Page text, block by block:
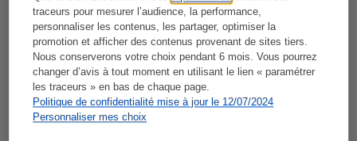
traceurs pour mesurer l’audience, la performance,
personnaliser les contenus, les partager, optimiser la
promotion et afficher des contenus provenant de sites tiers.
Nous conserverons votre choix pendant 6 mois. Vous pourrez
changer d’avis à tout moment en utilisant le lien « paramétrer
les traceurs » en bas de chaque page.
Politique de confidentialité mise à jour le 12/07/2024
Personnaliser mes choix